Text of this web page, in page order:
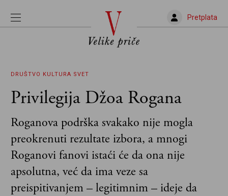
Pretplata
DRUŠTVO KULTURA SVET
Privilegija Džoa Rogana
Roganova podrška svakako nije mogla
preokrenuti rezultate izbora, a mnogi
Roganovi fanovi istaći će da ona nije
apsolutna, već da ima veze sa
preispitivanjem – legitimnim – ideje da